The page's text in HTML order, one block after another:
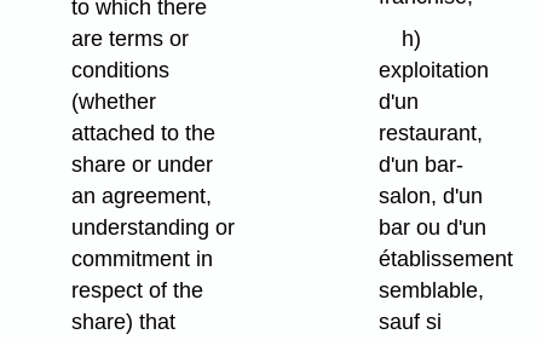
to which there
are terms or
conditions
(whether
attached to the
share or under
an agreement,
understanding or
commitment in
respect of the
share) that
h)
exploitation
d'un
restaurant,
d'un bar-
salon, d'un
bar ou d'un
établissement
semblable,
sauf si